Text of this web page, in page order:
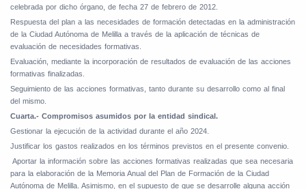
celebrada por dicho órgano, de fecha 27 de febrero de 2012.
Respuesta del plan a las necesidades de formación detectadas en la administración
de la Ciudad Autónoma de Melilla a través de la aplicación de técnicas de
evaluación de necesidades formativas.
Evaluación, mediante la incorporación de resultados de evaluación de las acciones
formativas finalizadas.
Seguimiento de las acciones formativas, tanto durante su desarrollo como al final
del mismo.
Cuarta.- Compromisos asumidos por la entidad sindical.
Gestionar la ejecución de la actividad durante el año 2024.
Justificar los gastos realizados en los términos previstos en el presente convenio.
Aportar la información sobre las acciones formativas realizadas que sea necesaria
para la elaboración de la Memoria Anual del Plan de Formación de la Ciudad
Autónoma de Melilla. Asimismo, en el supuesto de que se desarrolle alguna acción